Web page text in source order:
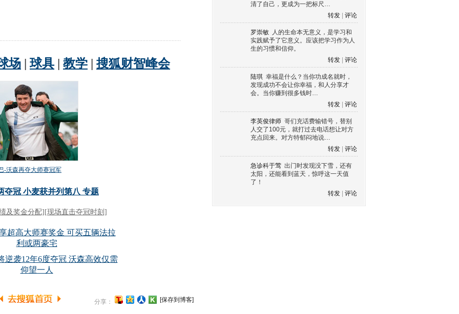
分享： [保存到博客]
清了自己，更成为一把标尺…
转发
评论
罗崇敏 人的生命本无意义，是学习和
实践赋予了它意义。应该把学习作为人
生的习惯和信仰。
转发
评论
陆琪 幸福是什么？当你功成名就时，
发现成功不会让你幸福，和人分享才
会。当你赚到很多钱时…
转发
评论
李英俊律师 哥们充话费输错号，替别
人交了100元，就打过去电话想让对方
充点回来。对方特郁闷地说…
转发
评论
急诊科于莺 出门时发现没下雪，还有
太阳，还能看到蓝天，惊呼这一天值
了！
转发
评论